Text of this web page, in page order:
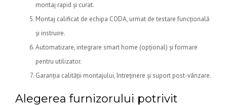
montaj rapid și curat.
Montaj calificat de echipa CODA, urmat de testare funcțională
și instruire.
Automatizare, integrare smart home (opțional) și formare
pentru utilizator.
Garanția calității montajului, întreținere și suport post-vânzare.
Alegerea furnizorului potrivit